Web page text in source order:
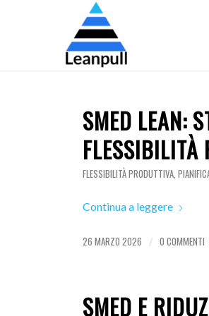
SMED LEAN:
FLESSIBILITÀ
FLESSIBILITÀ PRODUTTIVA,
Continua a leggere
26 MARZO 2026 / 0 COMMENTI
SMED E